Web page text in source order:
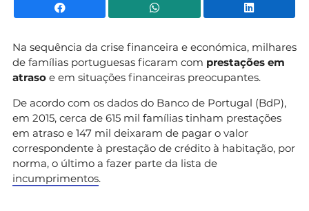
Facebook WhatsApp
Na sequência da crise financeira e económica, milhares
de famílias portuguesas ficaram com prestações em
atraso e em situações financeiras preocupantes.
De acordo com os dados do Banco de Portugal (BdP),
em 2015, cerca de 615 mil famílias tinham prestações
em atraso e 147 mil deixaram de pagar o valor
correspondente à prestação de crédito à habitação, por
norma, o último a fazer parte da lista de
incumprimentos.